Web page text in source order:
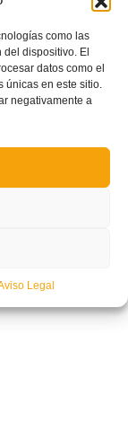
como las
dispositivo. El
datos como el
únicas en este sitio.
negativamente a
Legal
cuarta
Autonómicas